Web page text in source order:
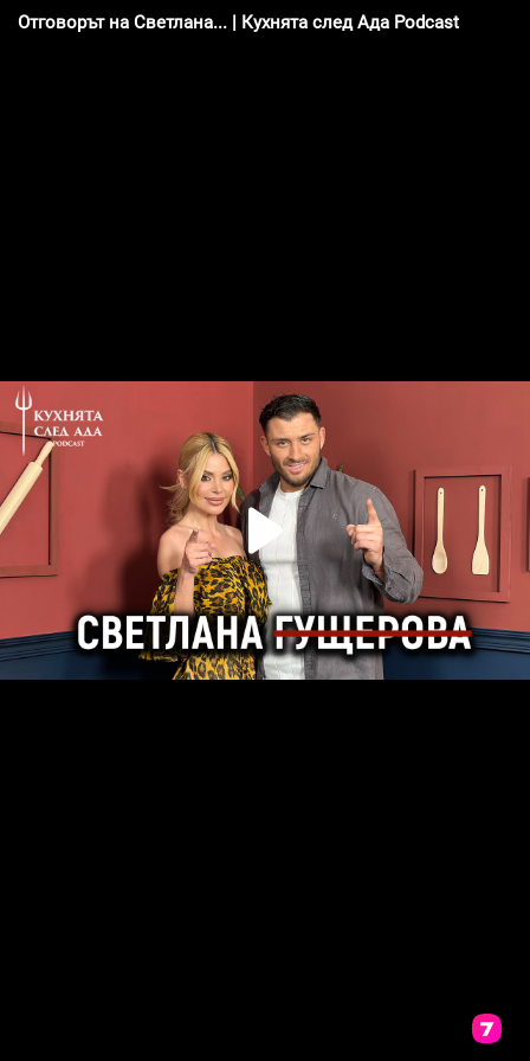
Отговорът на Светлана... | Кухнята след Ада Podcast